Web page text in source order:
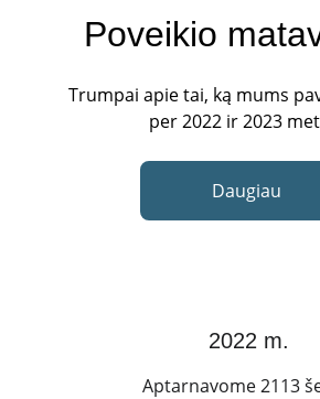
Poveikio
Trumpai apie tai, ką mums
per 2022 ir 2023
Daugiau
2022 m.
Aptarnavome 2113